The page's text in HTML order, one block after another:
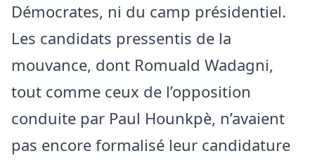
Démocrates, ni du camp présidentiel.
Les candidats pressentis de la
mouvance, dont Romuald Wadagni,
tout comme ceux de l’opposition
conduite par Paul Hounkpè, n’avaient
pas encore formalisé leur candidature